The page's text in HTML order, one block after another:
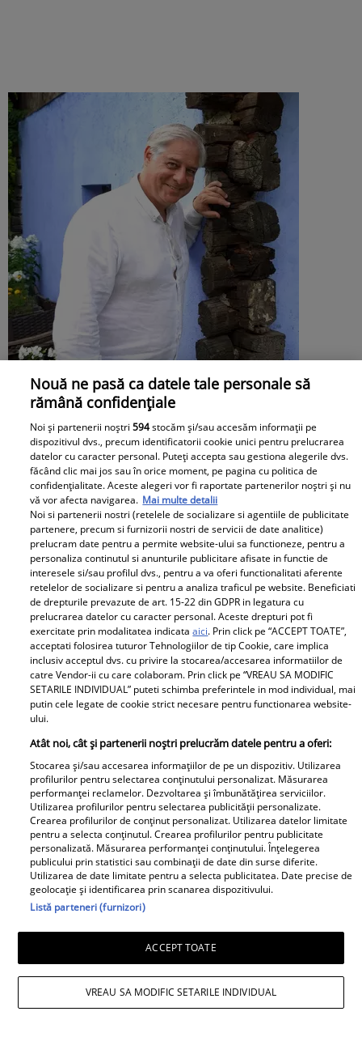
Cu ce se ocupă, de fapt, Alexandre
Eram. Soțul Andreei Esca a transformat
complet o localitate din România
Apartamentul de la mare al lui Jorge a
fost devastat. Cum au lăsat turiștii
locuința: „Unii oameni nu au educație,
bun simț și respect față de nimic”
Nouă ne pasă ca datele tale personale să
rămână confidențiale
Noi și partenerii noștri594stocăm și/sau accesăm informații pe
dispozitivul dvs., precum identificatorii cookie unici pentru prelucrarea
datelor cu caracter personal. Puteți accepta sau gestiona alegerile dvs.
făcând clic mai jos sau în orice moment, pe pagina cu politica de
confidențialitate. Aceste alegeri vor fi raportate partenerilor noștri și nu
vă vor afecta navigarea. Mai multe detalii
Noi si partenerii nostri (retelele de socializare si agentiile de publicitate
partenere, precum si furnizorii nostri de servicii de date analitice)
prelucram date pentru a permite website-ului sa functioneze, pentru a
personaliza continutul si anunturile publicitare afisate in functie de
interesele si/sau profilul dvs., pentru a va oferi functionalitati aferente
retelelor de socializare si pentru a analiza traficul pe website. Beneficiati
de drepturile prevazute de art. 15-22 din GDPR in legatura cu
prelucrarea datelor cu caracter personal. Aceste drepturi pot fi
exercitate prin modalitatea indicataaici. Prin click pe “ACCEPT TOATE”,
acceptati folosirea tuturor Tehnologiilor de tip Cookie, care implica
inclusiv acceptul dvs. cu privire la stocarea/accesarea informatiilor de
catre Vendor-ii cu care colaboram. Prin click pe “VREAU SA MODIFIC
SETARILE INDIVIDUAL” puteti schimba preferintele in mod individual, mai
putin cele legate de cookie strict necesare pentru functionarea website-
ului.
Atât noi, cât și partenerii noștri prelucrăm datele pentru a oferi:
Stocarea și/sau accesarea informațiilor de pe un dispozitiv. Utilizarea
profilurilor pentru selectarea conținutului personalizat. Măsurarea
performanței reclamelor. Dezvoltarea și îmbunătățirea serviciilor.
Utilizarea profilurilor pentru selectarea publicității personalizate.
Crearea profilurilor de conținut personalizat. Utilizarea datelor limitate
pentru a selecta conținutul. Crearea profilurilor pentru publicitate
personalizată. Măsurarea performanței conținutului. Înțelegerea
publicului prin statistici sau combinații de date din surse diferite.
Utilizarea de date limitate pentru a selecta publicitatea. Date precise de
geolocație și identificarea prin scanarea dispozitivului.
Listă parteneri (furnizori)
ACCEPT TOATE
VREAU SA MODIFIC SETARILE INDIVIDUAL